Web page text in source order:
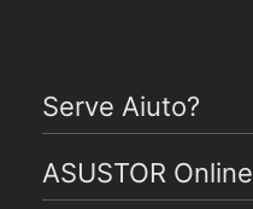
Serve Aiuto?
ASUSTOR Online